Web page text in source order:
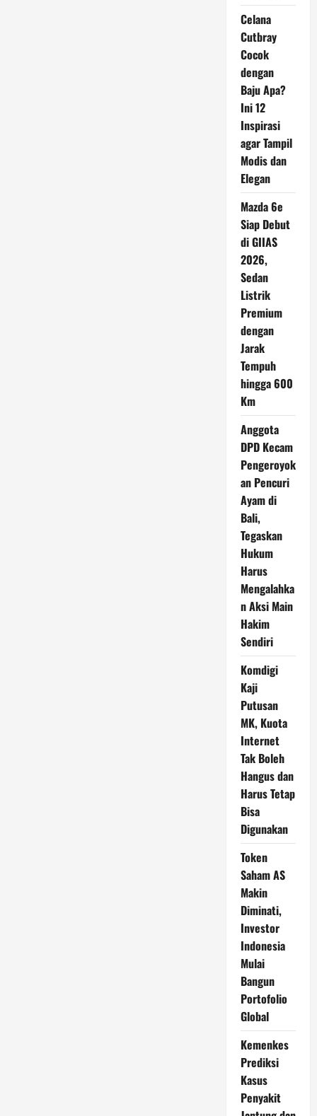
Celana
Cutbray
Cocok
dengan
Baju Apa?
Ini 12
Inspirasi
agar Tampil
Modis dan
Elegan
Mazda 6e
Siap Debut
di GIIAS
2026,
Sedan
Listrik
Premium
dengan
Jarak
Tempuh
hingga 600
Km
Anggota
DPD Kecam
Pengeroyok
an Pencuri
Ayam di
Bali,
Tegaskan
Hukum
Harus
Mengalahka
n Aksi Main
Hakim
Sendiri
Komdigi
Kaji
Putusan
MK, Kuota
Internet
Tak Boleh
Hangus dan
Harus Tetap
Bisa
Digunakan
Token
Saham AS
Makin
Diminati,
Investor
Indonesia
Mulai
Bangun
Portofolio
Global
Kemenkes
Prediksi
Kasus
Penyakit